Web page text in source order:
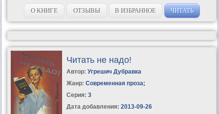
О КНИГЕ
ОТЗЫВЫ В ИЗБРАННОЕ ЧИТАТЬ
Читать не надо!
Автор: Угрешич Дубравка
Жанр: Современная проза;
Серия: 3
Дата добавления: 2013-09-26